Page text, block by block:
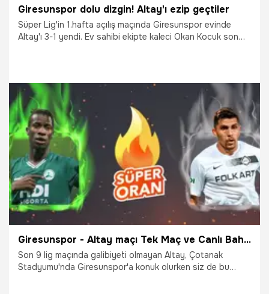
Giresunspor dolu dizgin! Altay'ı ezip geçtiler
Süper Lig'in 1.hafta açılış maçında Giresunspor evinde
Altay'ı 3-1 yendi. Ev sahibi ekipte kaleci Okan Kocuk son
17.12.2021 Giresun Spor
Giresunspor - Altay maçı Tek Maç ve Canlı Bahis seçenekleriyle Misli.com’da
Son 9 lig maçında galibiyeti olmayan Altay, Çotanak
Stadyumu'nda Giresunspor'a konuk olurken siz de bu